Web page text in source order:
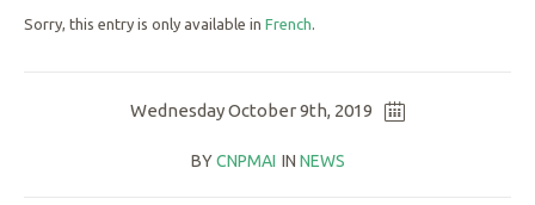
Sorry, this entry is only available in French.
Wednesday October 9th, 2019
BYCNPMAI IN NEWS